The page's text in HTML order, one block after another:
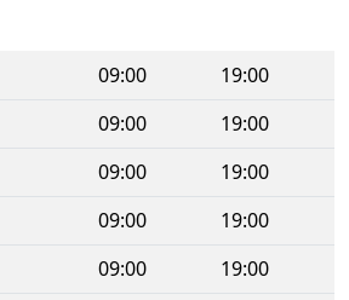
09:00
19:00
09:00
19:00
09:00
19:00
09:00
19:00
09:00
19:00